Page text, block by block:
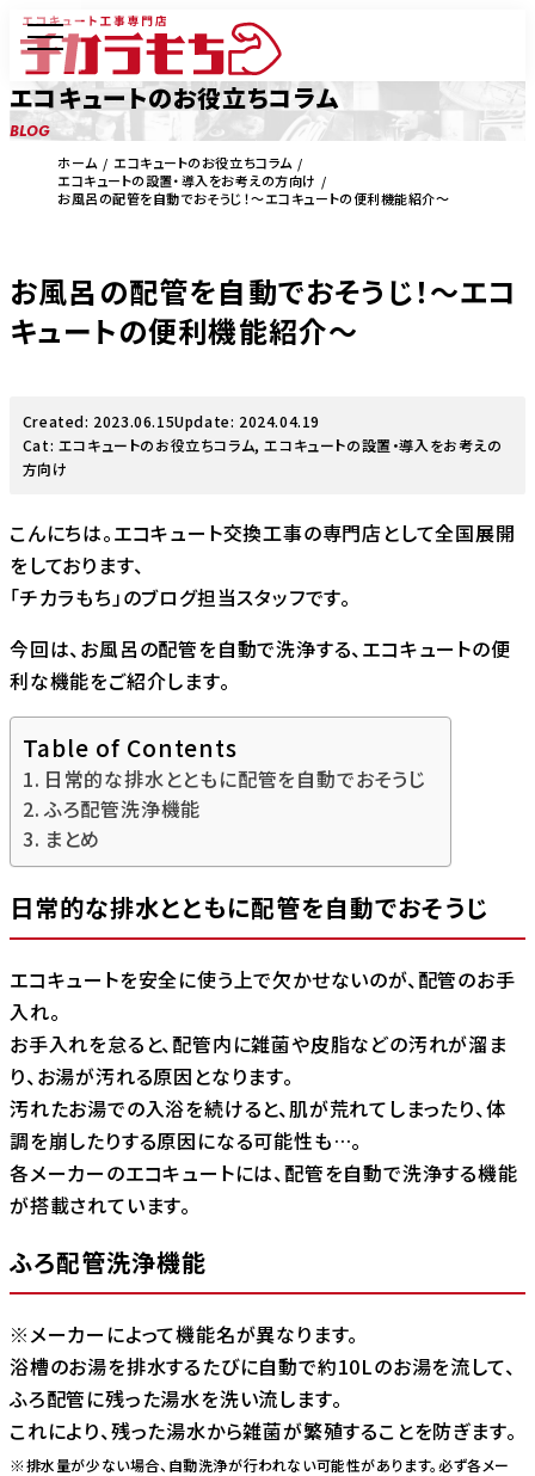
エコキュートのお役立ちコラム
BLOG
ホーム
エコキュートのお役立ちコラム
エコキュートの設置・導入をお考えの方向け
お風呂の配管を自動でおそうじ！〜エコキュートの便利機能紹介〜
お風呂の配管を自動でおそうじ！〜エコ
キュートの便利機能紹介〜
Created: 2023.06.15Update: 2024.04.19
Cat: エコキュートのお役立ちコラム,エコキュートの設置・導入をお考えの
方向け
こんにちは。エコキュート交換工事の専門店として全国展開
をしております、
「チカラもち」のブログ担当スタッフです。
今回は、お風呂の配管を自動で洗浄する、エコキュートの便
利な機能をご紹介します。
Table of Contents
日常的な排水とともに配管を自動でおそうじ
ふろ配管洗浄機能
まとめ
日常的な排水とともに配管を自動でおそうじ
エコキュートを安全に使う上で欠かせないのが、配管のお手
入れ。
お手入れを怠ると、配管内に雑菌や皮脂などの汚れが溜ま
り、お湯が汚れる原因となります。
汚れたお湯での入浴を続けると、肌が荒れてしまったり、体
調を崩したりする原因になる可能性も…。
各メーカーのエコキュートには、配管を自動で洗浄する機能
が搭載されています。
ふろ配管洗浄機能
※メーカーによって機能名が異なります。
浴槽のお湯を排水するたびに自動で約10Lのお湯を流して、
ふろ配管に残った湯水を洗い流します。
これにより、残った湯水から雑菌が繁殖することを防ぎます。
※排水量が少ない場合、自動洗浄が行われない可能性があります。必ず各メー